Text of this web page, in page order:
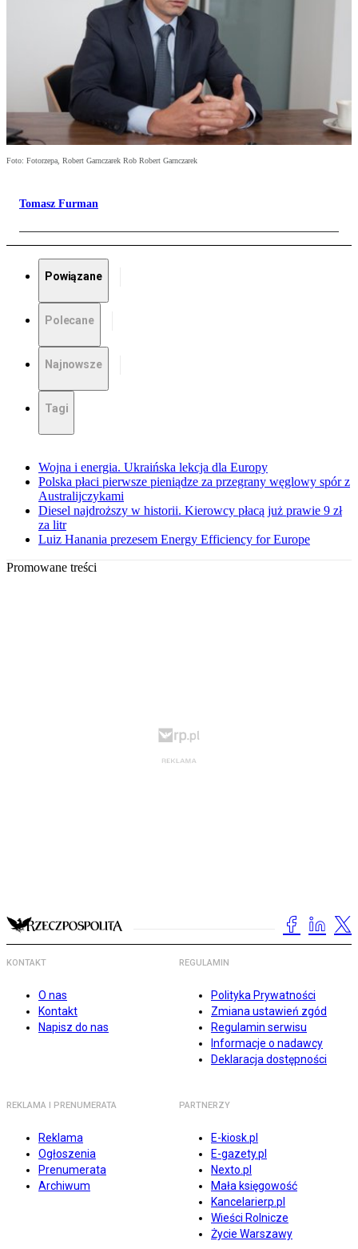
Foto: Fotorzepa, Robert Garnczarek Rob Robert Garnczarek
Tomasz Furman
Powiązane
Polecane
Najnowsze
Tagi
Wojna i energia. Ukraińska lekcja dla Europy
Polska płaci pierwsze pieniądze za przegrany węglowy spór z
Australijczykami
Diesel najdroższy w historii. Kierowcy płacą już prawie 9 zł
za litr
Luiz Hanania prezesem Energy Efficiency for Europe
Promowane treści
KONTAKT
O nas
Kontakt
Napisz do nas
REGULAMIN
Polityka Prywatności
Zmiana ustawień zgód
Regulamin serwisu
Informacje o nadawcy
Deklaracja dostępności
REKLAMA I PRENUMERATA
Reklama
Ogłoszenia
Prenumerata
Archiwum
PARTNERZY
E-kiosk.pl
E-gazety.pl
Nexto.pl
Mała księgowość
Kancelarierp.pl
Wieści Rolnicze
Życie Warszawy